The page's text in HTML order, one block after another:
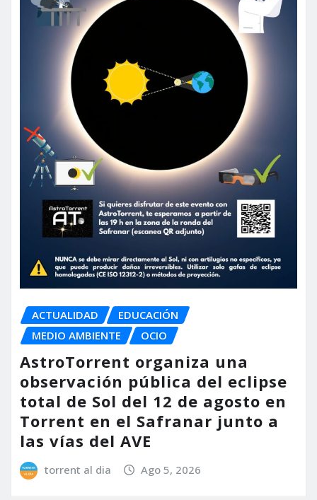
ACTUALIDAD
EDUCACIÓN
MEDIO AMBIENTE
OCIO
AstroTorrent organiza una
observación pública del eclipse
total de Sol del 12 de agosto en
Torrent en el Safranar junto a
las vías del AVE
torrent al dia Ago 5, 2026